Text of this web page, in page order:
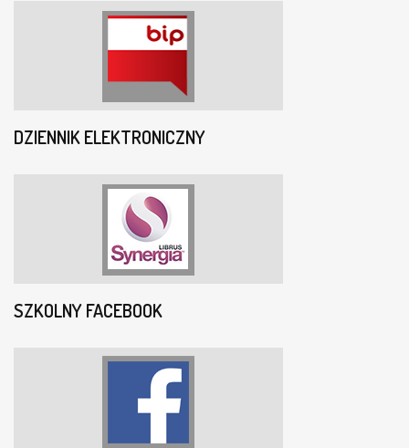
DZIENNIK ELEKTRONICZNY
SZKOLNY FACEBOOK